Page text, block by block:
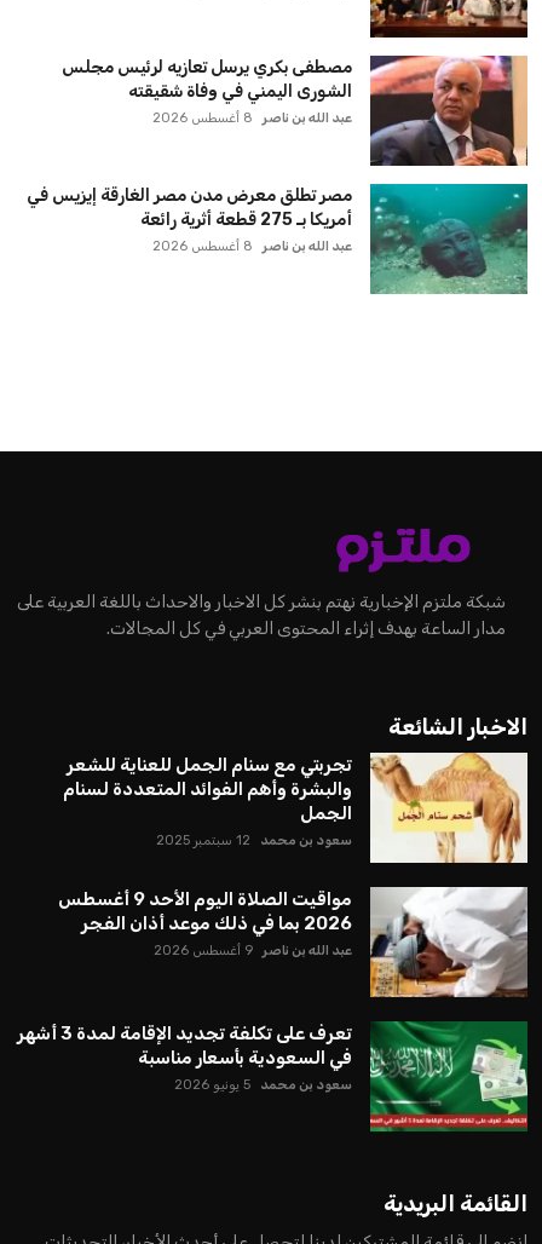
مصطفى بكري يرسل تعازيه لرئيس مجلس
الشورى اليمني في وفاة شقيقته
عبد الله بن ناصر 8 أغسطس 2026
مصر تطلق معرض مدن مصر الغارقة إيزيس في
أمريكا بـ 275 قطعة أثرية رائعة
عبد الله بن ناصر 8 أغسطس 2026
شبكة ملتزم الإخبارية نهتم بنشر كل الاخبار والاحداث باللغة العربية على
مدار الساعة بهدف إثراء المحتوى العربي في كل المجالات.
الاخبار الشائعة
تجربتي مع سنام الجمل للعناية للشعر
والبشرة وأهم الفوائد المتعددة لسنام
الجمل
سعود بن محمد 12 سبتمبر 2025
مواقيت الصلاة اليوم الأحد 9 أغسطس
2026 بما في ذلك موعد أذان الفجر
عبد الله بن ناصر 9 أغسطس 2026
تعرف على تكلفة تجديد الإقامة لمدة 3 أشهر
في السعودية بأسعار مناسبة
سعود بن محمد 5 يونيو 2026
القائمة البريدية